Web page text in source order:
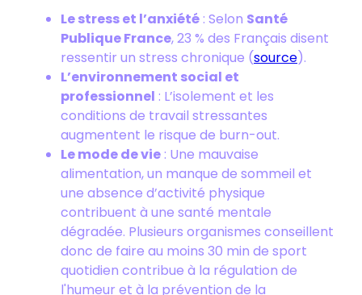
Le stress et l’anxiété : Selon Santé
Publique France, 23 % des Français disent
ressentir un stress chronique (source).
L’environnement social et
professionnel : L’isolement et les
conditions de travail stressantes
augmentent le risque de burn-out.
Le mode de vie : Une mauvaise
alimentation, un manque de sommeil et
une absence d’activité physique
contribuent à une santé mentale
dégradée. Plusieurs organismes conseillent
donc de faire au moins 30 min de sport
quotidien contribue à la régulation de
l'humeur et à la prévention de la